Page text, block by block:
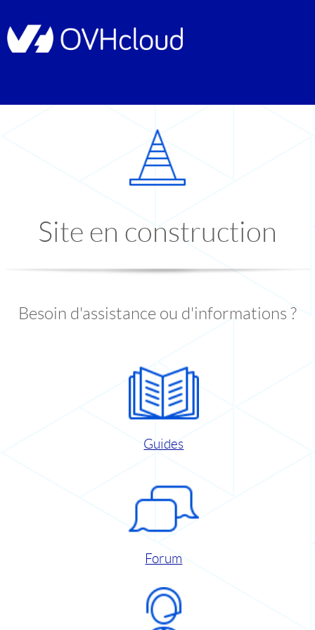
Site en construction
Besoin d'assistance ou d'informations ?
Guides
Forum